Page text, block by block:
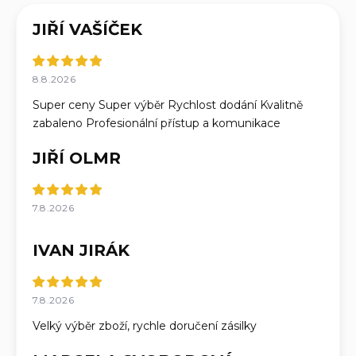
JIŘÍ VAŠÍČEK
8.8.2026
Super ceny Super výběr Rychlost dodání Kvalitně
zabaleno Profesionální přístup a komunikace
JIŘÍ OLMR
7.8.2026
IVAN JIRÁK
7.8.2026
Velký výběr zboží, rychle doručení zásilky